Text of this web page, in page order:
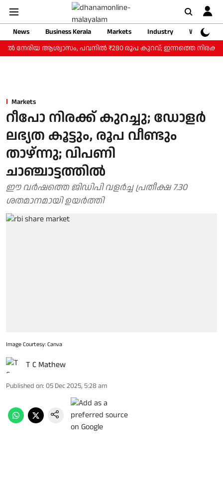
News Business Kerala Markets Industry
Web
ആശ്വാസം, പവനില്‍ ₹280 രൂപ കുറവ്; ഇന്നത്തെ
Markets
റീപോ നിരക്ക് കുറച്ചു; ഡോളർ
ലഭ്യത കൂട്ടും, രൂപ വീണ്ടും
താഴ്ന്നു; വിപണി
ചാഞ്ചാട്ടത്തില്‍
ഈ വർഷത്തെ ജിഡിപി വളർച്ച പ്രതീക്ഷ 7.30
ശതമാനമായി ഉയർത്തി
Image Courtesy: Canva
T C Mathew
Published on: 05 Dec 2025, 5:28 am